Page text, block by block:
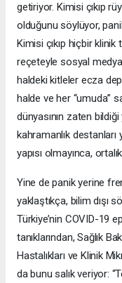
getiriyor. Kimisi çıkıp
olduğunu söylüyor,
Kimisi çıkıp hiçbir
reçeteyle sosyal
haldeki kitleler ecza
halde ve her “umuda”
dünyasının zaten
kahramanlık
yapısı olmayınca,
Yine de panik yerine
yaklaştıkça, bilim dışı
Türkiye’nin COVID-19
tanıklarından, Sağlık
Hastalıkları ve Klinik
da bunu salık veriyor: